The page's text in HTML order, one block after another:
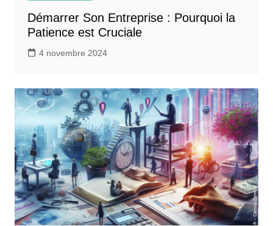
Démarrer Son Entreprise : Pourquoi la
Patience est Cruciale
4 novembre 2024